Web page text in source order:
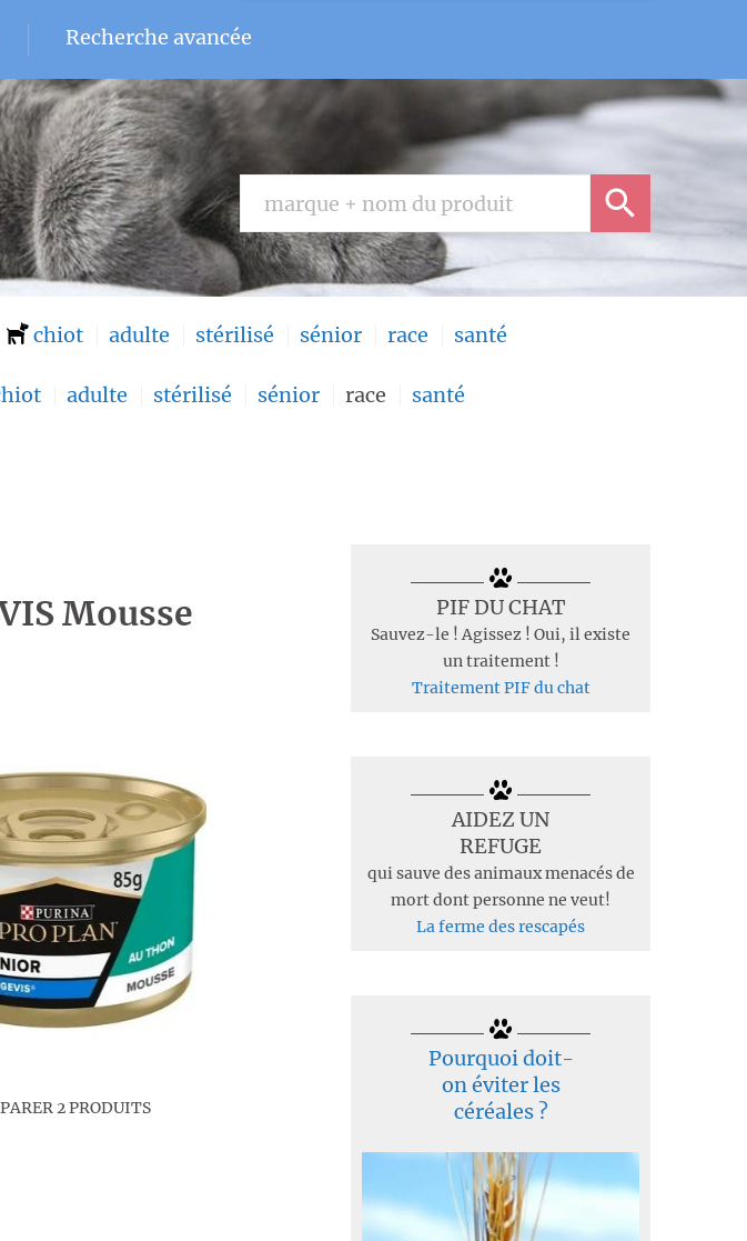
Recherche avancée
chiot adulte stérilisé sénior race santé
adulte stérilisé sénior race santé
Mousse
2 PRODUITS
PIF DU CHAT
Sauvez-le ! Agissez ! Oui, il existe
un traitement !
Traitement PIF du chat
AIDEZ UN
REFUGE
qui sauve des animaux menacés de
mort dont personne ne veut!
La ferme des rescapés
Pourquoi doit-
on éviter les
céréales ?